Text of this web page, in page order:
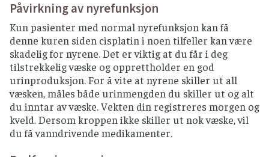
Påvirkning av nyrefunksjon
Kun pasienter med normal nyrefunksjon kan få
denne kuren siden cisplatin i noen tilfeller kan være
skadelig for nyrene. Det er viktig at du får i deg
tilstrekkelig væske og opprettholder en god
urinproduksjon. For å vite at nyrene skiller ut all
væsken, måles både urinmengden du skiller ut og alt
du inntar av væske. Vekten din registreres morgen og
kveld. Dersom kroppen ikke skiller ut nok væske, vil
du få vanndrivende medikamenter.